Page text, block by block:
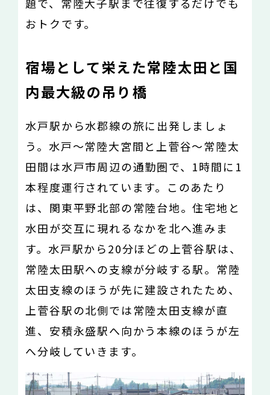
おトクです。
宿場として栄えた常陸太田と国
内最大級の吊り橋
水戸駅から水郡線の旅に出発しましょ
う。水戸〜常陸大宮間と上菅谷〜常陸太
田間は水戸市周辺の通勤圏で、1時間に1
本程度運行されています。このあたり
は、関東平野北部の常陸台地。住宅地と
水田が交互に現れるなかを北へ進みま
す。水戸駅から20分ほどの上菅谷駅は、
常陸太田駅への支線が分岐する駅。常陸
太田支線のほうが先に建設されたため、
上菅谷駅の北側では常陸太田支線が直
進、安積永盛駅へ向かう本線のほうが左
へ分岐していきます。